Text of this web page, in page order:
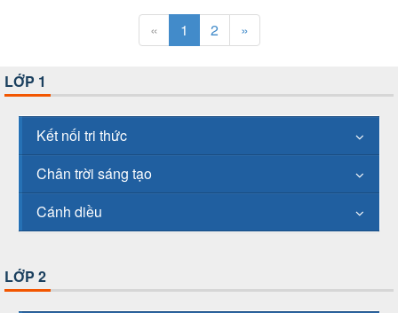
« 1 2 »
LỚP 1
Kết nối tri thức
Chân trời sáng tạo
Cánh diều
LỚP 2